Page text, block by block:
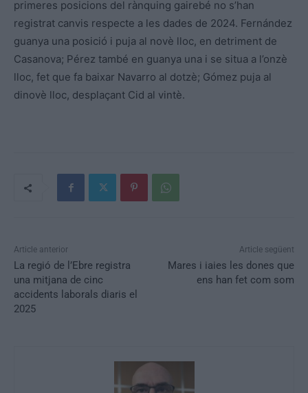
primeres posicions del rànquing gairebé no s’han
registrat canvis respecte a les dades de 2024. Fernández
guanya una posició i puja al novè lloc, en detriment de
Casanova; Pérez també en guanya una i se situa a l’onzè
lloc, fet que fa baixar Navarro al dotzè; Gómez puja al
dinovè lloc, desplaçant Cid al vintè.
Article anterior
La regió de l’Ebre registra
una mitjana de cinc
accidents laborals diaris el
2025
Article següent
Mares i iaies les dones que
ens han fet com som